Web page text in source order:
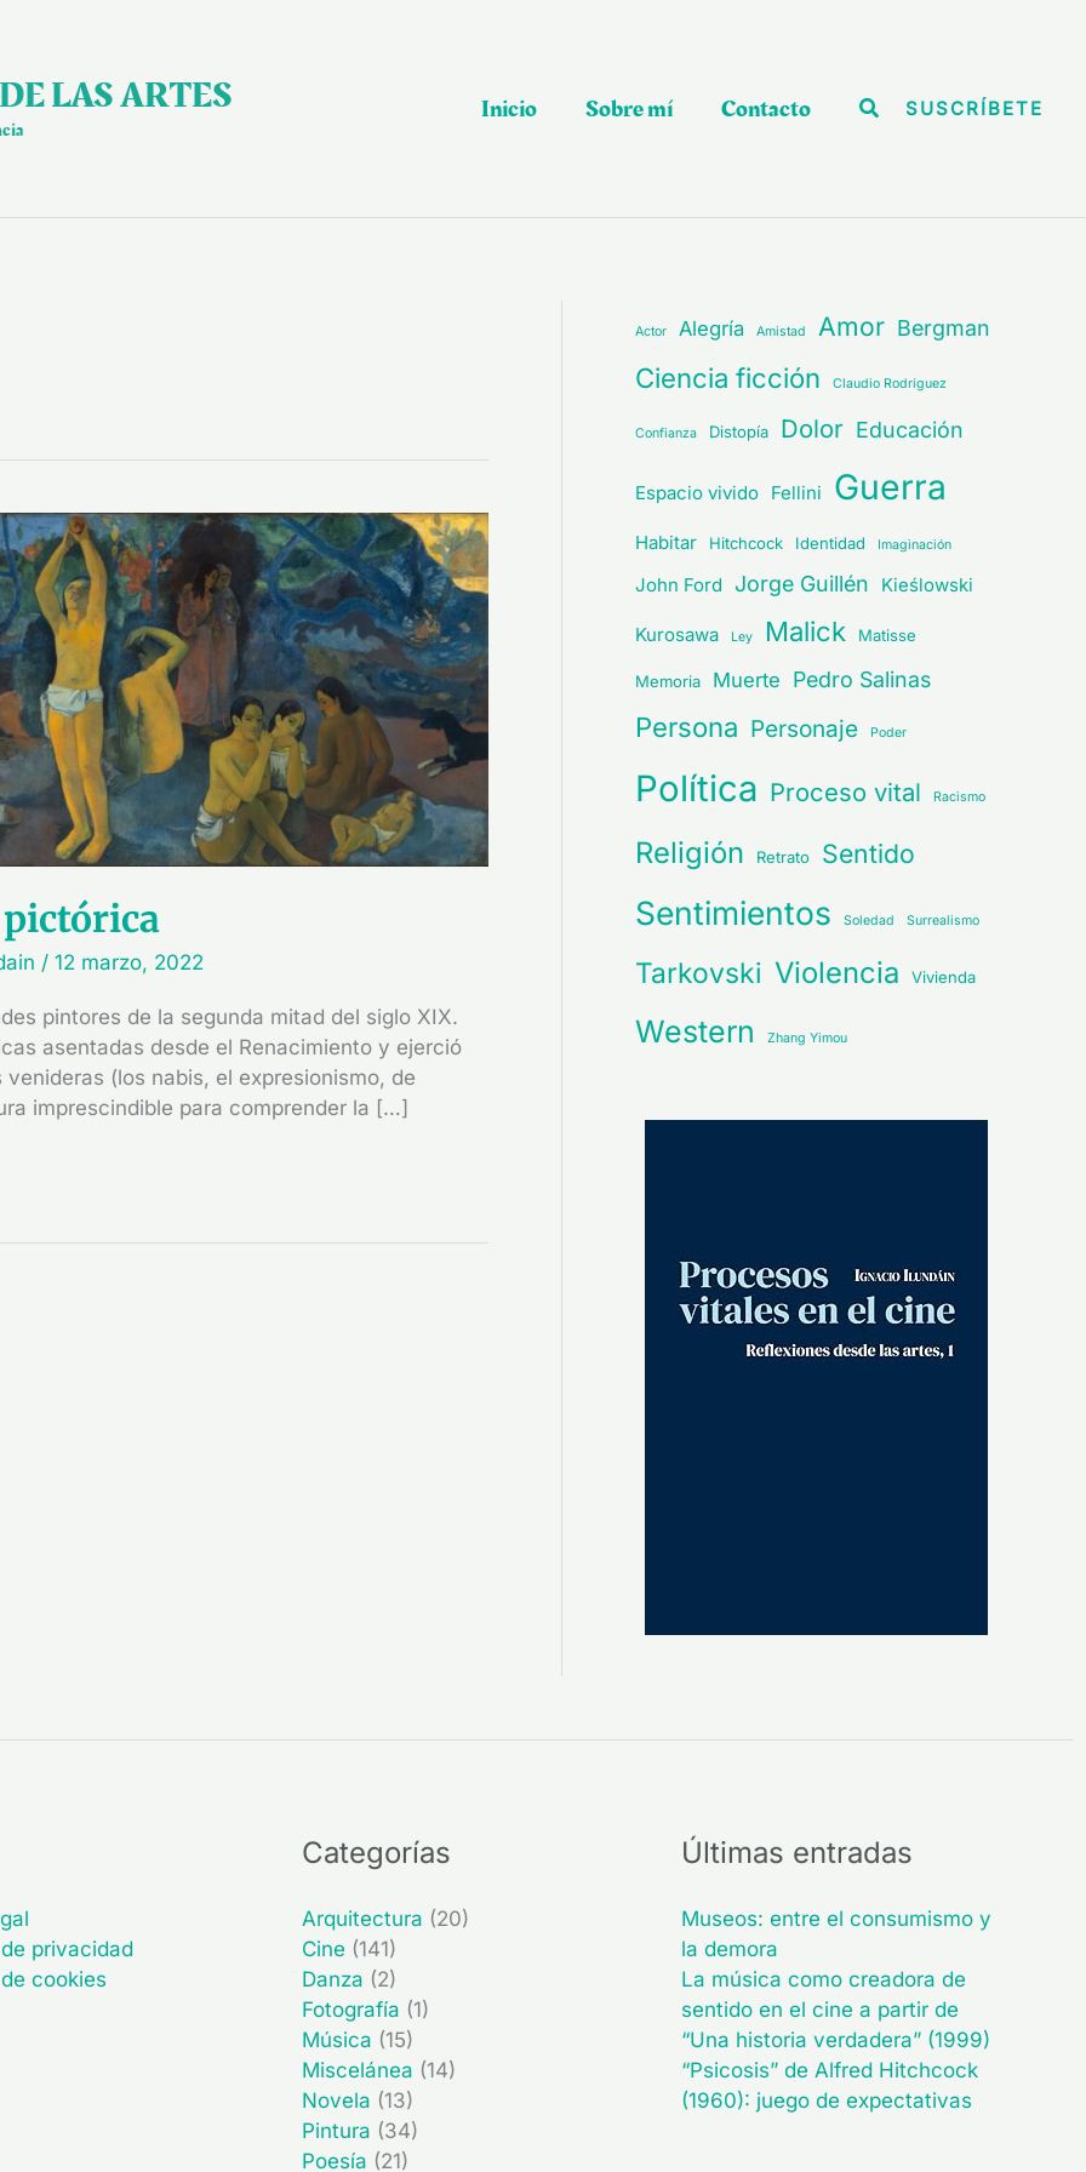
LAS ARTES Inicio Sobre mí Contacto BuscarSUSCRÍBETE
/ 12 marzo, 2022
pintores de la segunda mitad del siglo XIX.
asentadas desde el Renacimiento y ejerció
(los nabis, el expresionismo, de
imprescindible para comprender la […]
Actor Alegría Amistad Amor Bergman
Ciencia ficción Claudio Rodríguez
Confianza Distopía Dolor Educación
Espacio vivido Fellini Guerra
Habitar Hitchcock Identidad Imaginación
John Ford Jorge Guillén Kieślowski
Kurosawa Ley Malick Matisse
Memoria Muerte Pedro Salinas
Persona Personaje Poder
Política Proceso vital Racismo
Religión Retrato Sentido
Sentimientos Soledad Surrealismo
Tarkovski Violencia Vivienda
Western Zhang Yimou
privacidad
cookies
Categorías
Arquitectura (20)
Cine (141)
Danza (2)
Fotografía (1)
Música (15)
Miscelánea (14)
Novela (13)
Pintura (34)
Poesía (21)
Últimas entradas
Museos: entre el consumismo y
la demora
La música como creadora de
sentido en el cine a partir de
“Una historia verdadera” (1999)
“Psicosis” de Alfred Hitchcock
(1960): juego de expectativas